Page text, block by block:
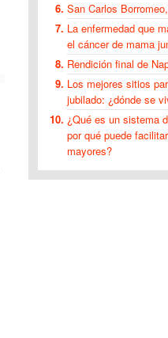
San Carlos
La enfermedad que
el cáncer de mama
Rendición final de
Los mejores sitios
jubilado: ¿dónde se
¿Qué es un sistema
por qué puede
mayores?